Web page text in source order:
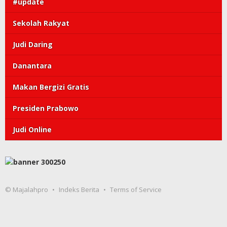
#update
Sekolah Rakyat
Judi Daring
Danantara
Makan Bergizi Gratis
Presiden Prabowo
Judi Online
© Majalahpro Indeks Berita Terms of Service